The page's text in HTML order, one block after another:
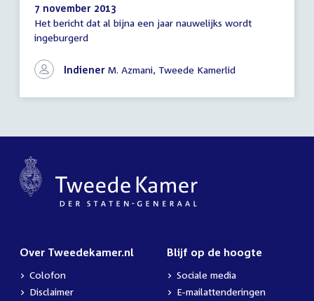
Schriftelijke
vragen
7 november 2013
Het bericht dat al bijna een jaar nauwelijks wordt
ingeburgerd
Indiener M. Azmani, Tweede Kamerlid
Over Tweedekamer.nl
Colofon
Disclaimer
Blijf op de hoogte
Sociale media
E-mailattenderingen